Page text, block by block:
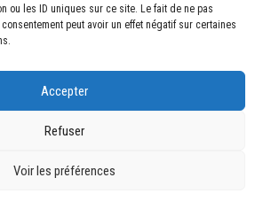
ou les ID uniques sur ce site. Le fait de ne pas
peut avoir un effet négatif sur certaines
Accepter
Refuser
Voir les préférences
+33 (0) 4 51 11 00 20